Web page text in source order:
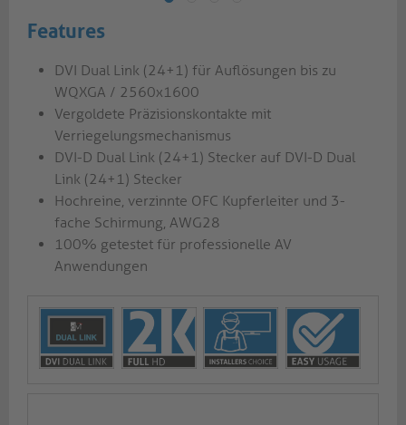
Features
DVI Dual Link (24+1) für Auflösungen bis zu
WQXGA / 2560x1600
Vergoldete Präzisionskontakte mit
Verriegelungsmechanismus
DVI-D Dual Link (24+1) Stecker auf DVI-D Dual
Link (24+1) Stecker
Hochreine, verzinnte OFC Kupferleiter und 3-
fache Schirmung, AWG28
100% getestet für professionelle AV
Anwendungen